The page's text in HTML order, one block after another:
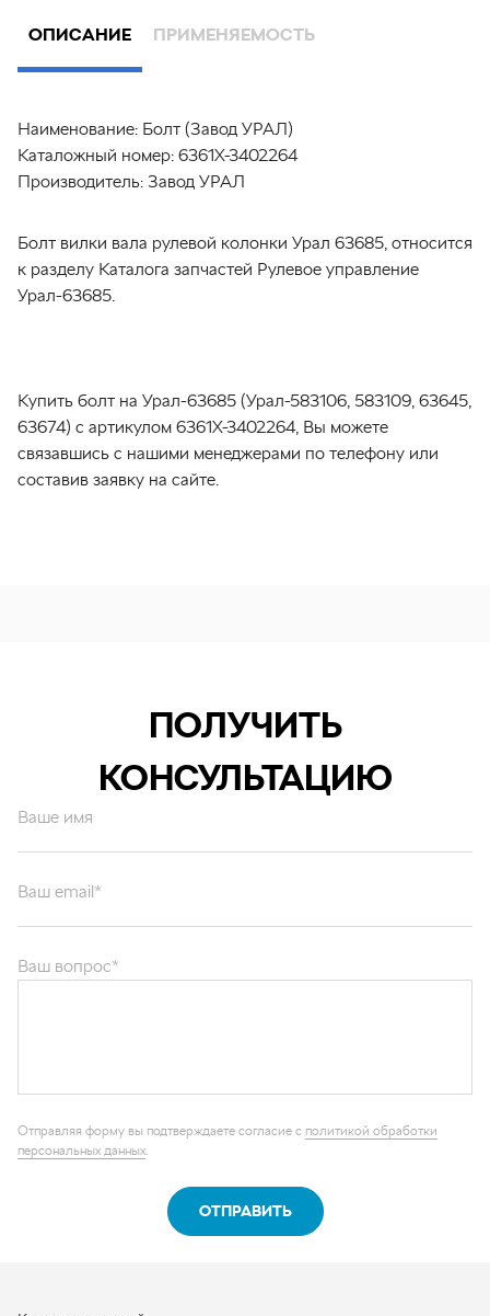
ОПИСАНИЕ ПРИМЕНЯЕМОСТЬ
Наименование: Болт (Завод УРАЛ)
Каталожный номер: 6361Х-3402264
Производитель: Завод УРАЛ
Болт вилки вала рулевой колонки Урал 63685, относится
к разделу Каталога запчастей Рулевое управление
Урал-63685.
Купить болт на Урал-63685 (Урал-583106, 583109, 63645,
63674) с артикулом 6361Х-3402264, Вы можете
связавшись с нашими менеджерами по телефону или
составив заявку на сайте.
ПОЛУЧИТЬ
КОНСУЛЬТАЦИЮ
Ваше имя
персональных данных
Каталог запчастей